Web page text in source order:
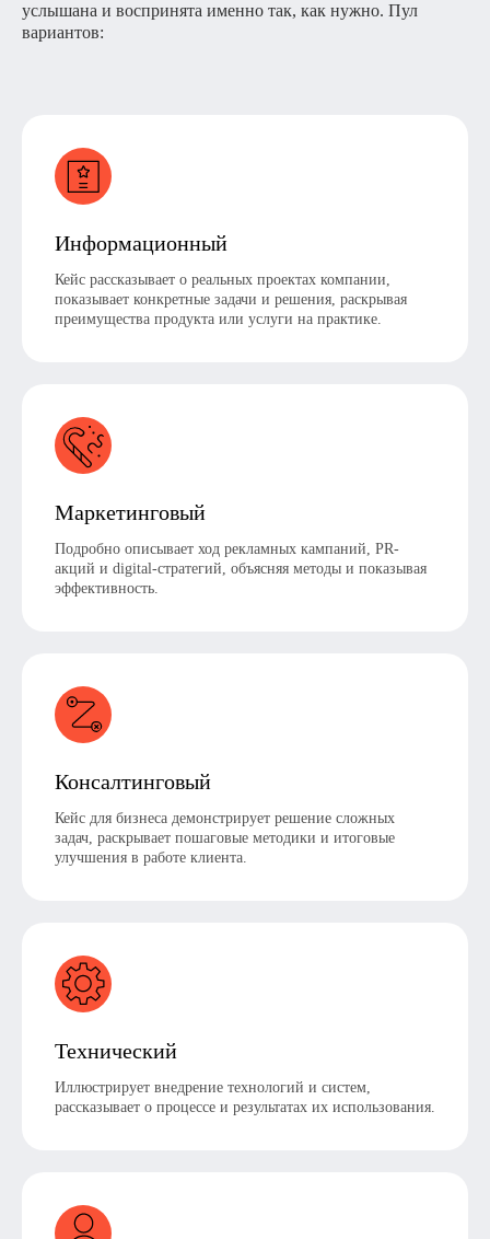
услышана и воспринята именно так, как нужно. Пул
вариантов:
Информационный
Кейс рассказывает о реальных проектах компании,
показывает конкретные задачи и решения, раскрывая
преимущества продукта или услуги на практике.
Маркетинговый
Подробно описывает ход рекламных кампаний, PR-
акций и digital-стратегий, объясняя методы и показывая
эффективность.
Консалтинговый
Кейс для бизнеса демонстрирует решение сложных
задач, раскрывает пошаговые методики и итоговые
улучшения в работе клиента.
Технический
Иллюстрирует внедрение технологий и систем,
рассказывает о процессе и результатах их использования.